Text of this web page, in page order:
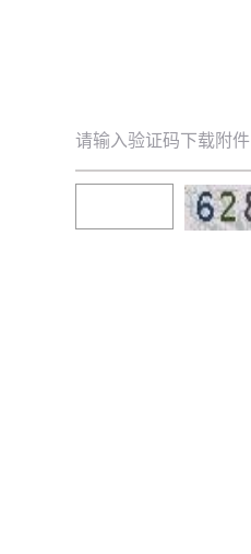
请输入验证码下载附件